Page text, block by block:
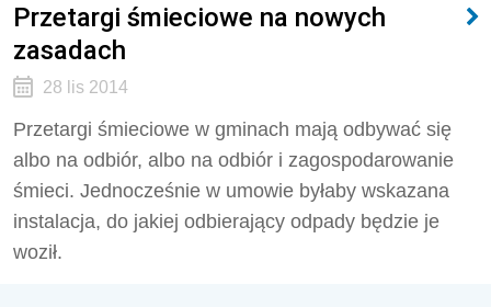
Przetargi śmieciowe na nowych
zasadach
28 lis 2014
Przetargi śmieciowe w gminach mają odbywać się
albo na odbiór, albo na odbiór i zagospodarowanie
śmieci. Jednocześnie w umowie byłaby wskazana
instalacja, do jakiej odbierający odpady będzie je
woził.